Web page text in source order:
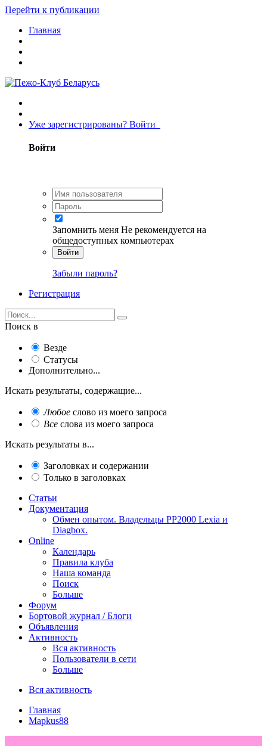
Перейти к публикации
Главная
Уже зарегистрированы? Войти
Войти
Запомнить меня Не рекомендуется на
общедоступных компьютерах
Войти
Забыли пароль?
Регистрация
Поиск в
Везде
Статусы
Дополнительно...
Искать результаты, содержащие...
Любое слово из моего запроса
Все слова из моего запроса
Искать результаты в...
Заголовках и содержании
Только в заголовках
Статьи
Документация
Обмен опытом. Владельцы PP2000 Lexia и
Diagbox.
Online
Календарь
Правила клуба
Наша команда
Поиск
Больше
Форум
Бортовой журнал / Блоги
Объявления
Активность
Вся активность
Пользователи в сети
Больше
Вся активность
Главная
Mapkus88